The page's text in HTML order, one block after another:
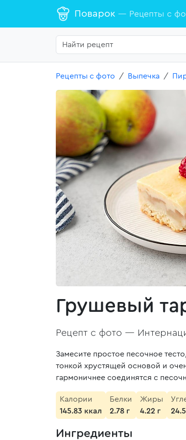
Поварок — Рецепты с
Рецепты с фото Выпечка
Грушевый
Рецепт с фото —
Замесите простое песочное
тонкой хрустящей основой и
гармоничнее соединятся с
Калории
145.83 ккал
Белки
2.78 г
Жиры
4.22 г
Ингредиенты